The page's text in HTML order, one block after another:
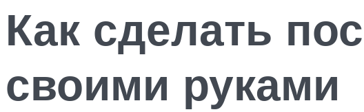
Как сделать
своими руками